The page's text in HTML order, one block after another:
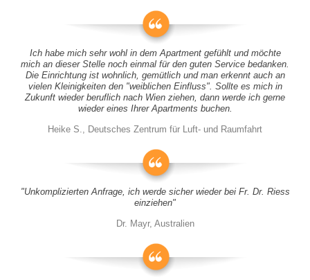
Ich habe mich sehr wohl in dem Apartment gefühlt und möchte
mich an dieser Stelle noch einmal für den guten Service bedanken.
Die Einrichtung ist wohnlich, gemütlich und man erkennt auch an
vielen Kleinigkeiten den "weiblichen Einfluss". Sollte es mich in
Zukunft wieder beruflich nach Wien ziehen, dann werde ich gerne
wieder eines Ihrer Apartments buchen.
Heike S., Deutsches Zentrum für Luft- und Raumfahrt
"Unkomplizierten Anfrage, ich werde sicher wieder bei Fr. Dr. Riess
einziehen"
Dr. Mayr, Australien